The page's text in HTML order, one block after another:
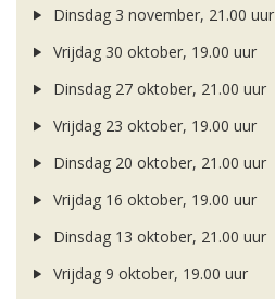
Dinsdag 3 november, 21.00 uur
Vrijdag 30 oktober, 19.00 uur
Dinsdag 27 oktober, 21.00 uur
Vrijdag 23 oktober, 19.00 uur
Dinsdag 20 oktober, 21.00 uur
Vrijdag 16 oktober, 19.00 uur
Dinsdag 13 oktober, 21.00 uur
Vrijdag 9 oktober, 19.00 uur